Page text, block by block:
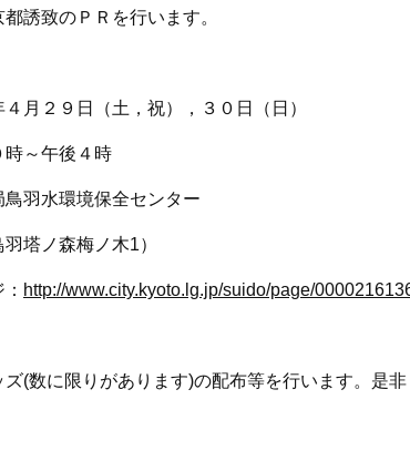
誘致のＰＲを行います。
月２９日（土，祝），３０日（日）
時～午後４時
羽水環境保全センター
塔ノ森梅ノ木1）
http://www.city.kyoto.lg.jp/suido/page/
(数に限りがあります)の配布等を行います。是非